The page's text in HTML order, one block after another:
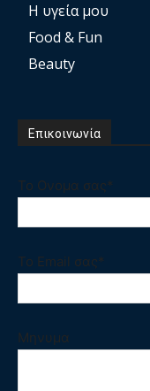
Η υγεία μου
Food & Fun
Beauty
Επικοινωνία
Το Ονομα σας*
Το Email σας*
Μηνυμα